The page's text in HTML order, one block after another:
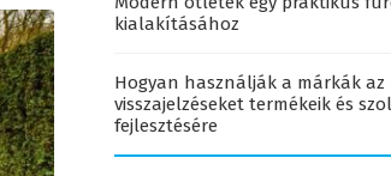
kialakításához
Hogyan használják a márkák az
visszajelzéseket termékeik és
fejlesztésére